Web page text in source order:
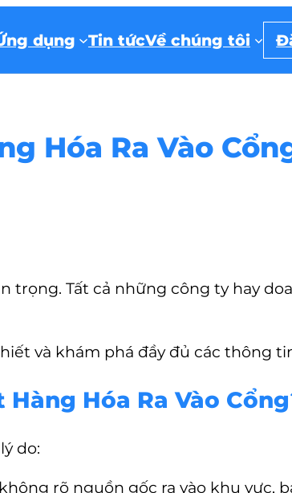
dụng Tin tứcVề chúng tôi
Hóa Ra Vào
trọng. Tất cả những công ty hay
và khám phá đầy đủ các thông
Hóa Ra Vào
do:
rõ nguồn gốc ra vào khu vực,